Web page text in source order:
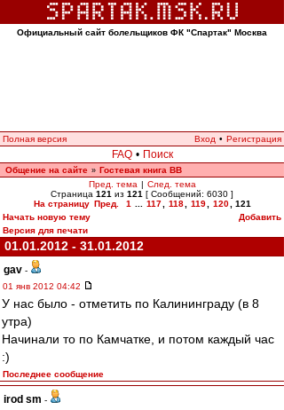
Официальный сайт болельщиков ФК "Спартак" Москва
Полная версия Вход • Регистрация
FAQ • Поиск
Общение на сайте » Гостевая книга ВВ
Пред. тема | След. тема
Страница 121 из 121 [ Сообщений: 6030 ]
На страницу Пред. 1 117 118 119 120
121
Начать новую тему
Добавить
Версия для печати
01.01.2012 - 31.01.2012
gav -
01 янв 2012 04:42
У нас было - отметить по Калининграду (в 8
утра)
Начинали то по Камчатке, и потом каждый час
:)
Последнее сообщение
irod sm -